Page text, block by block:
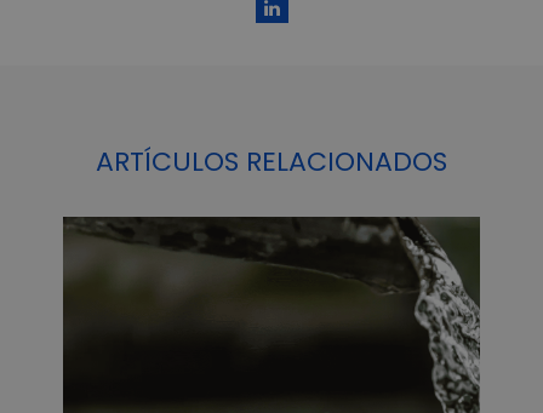
ARTÍCULOS RELACIONADOS